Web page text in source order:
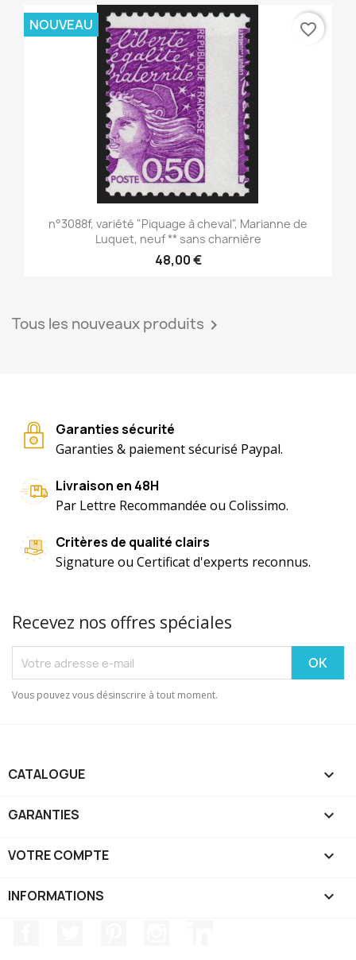
n°3088f, variété "Piquage à cheval", Marianne de
Luquet, neuf ** sans charnière
48,00 €
NOUVEAU favorite_border
Tous les nouveaux produits 
Garanties sécurité
Garanties & paiement sécurisé Paypal.
Livraison en 48H
Par Lettre Recommandée ou Colissimo.
Critères de qualité clairs
Signature ou Certificat d'experts reconnus.
Recevez nos offres spéciales
Vous pouvez vous désinscrire à tout moment.
CATALOGUE 
GARANTIES 
VOTRE COMPTE 
INFORMATIONS keyboard_arrow_down